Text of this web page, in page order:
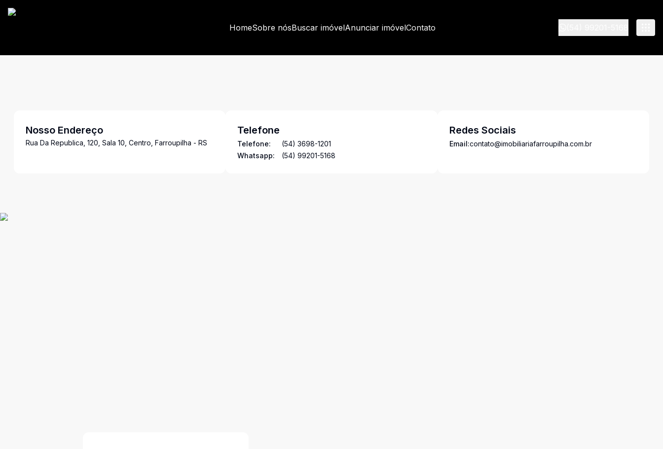
HomeSobre nósBuscar imóvelAnunciar imóvelContato
Nosso Endereço
Rua Da Republica, 120, Sala 10, Centro, Farroupilha - RS
Telefone
Telefone:
(54) 3698-1201
Whatsapp:
(54) 99201-5168
Redes Sociais
Email:contato@imobiliariafarroupilha.com.br